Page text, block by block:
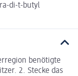
di-t-butyl
benötigte
2. Stecke das